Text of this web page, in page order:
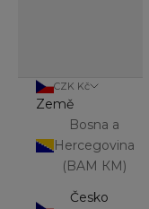
CZK Kč
Země
Bosna a
Hercegovina
(BAM КМ)
Česko